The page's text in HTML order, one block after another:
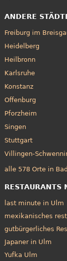
ANDERE
Freiburg im
Heidelberg
Heilbronn
Karlsruhe
Konstanz
Offenburg
Pforzheim
Singen
Stuttgart
Villingen-
alle 578 Orte in
RESTAURANTS
last minute in Ulm
mexikanisches
gutbürgerliches
Japaner in Ulm
Yufka Ulm